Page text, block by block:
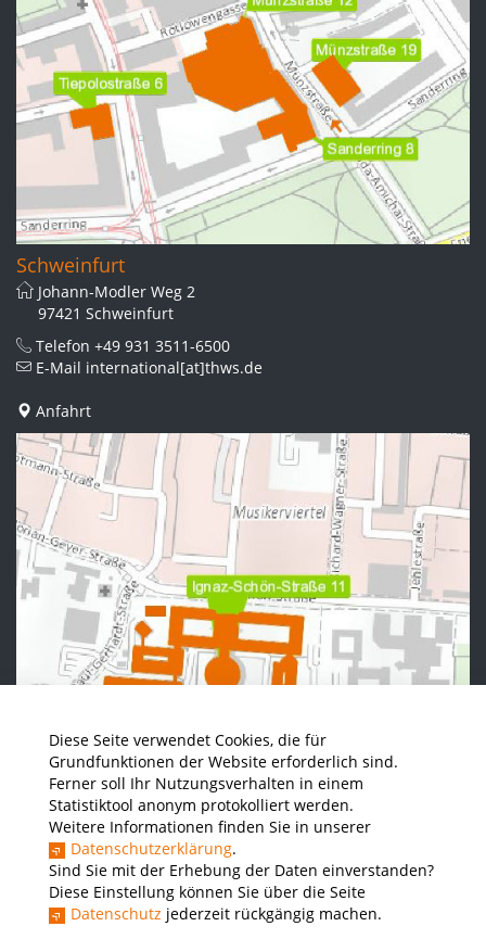
Diese Seite verwendet Cookies, die für
Grundfunktionen der Website erforderlich sind.
Ferner soll Ihr Nutzungsverhalten in einem
Statistiktool anonym protokolliert werden.
Weitere Informationen finden Sie in unserer
Datenschutzerklärung.
Sind Sie mit der Erhebung der Daten einverstanden?
Diese Einstellung können Sie über die Seite
Datenschutz jederzeit rückgängig machen.
Schweinfurt
Johann-Modler Weg 2
97421 Schweinfurt
Telefon +49 931 3511-6500
E-Mail international[at]thws.de
Anfahrt
News - Presse